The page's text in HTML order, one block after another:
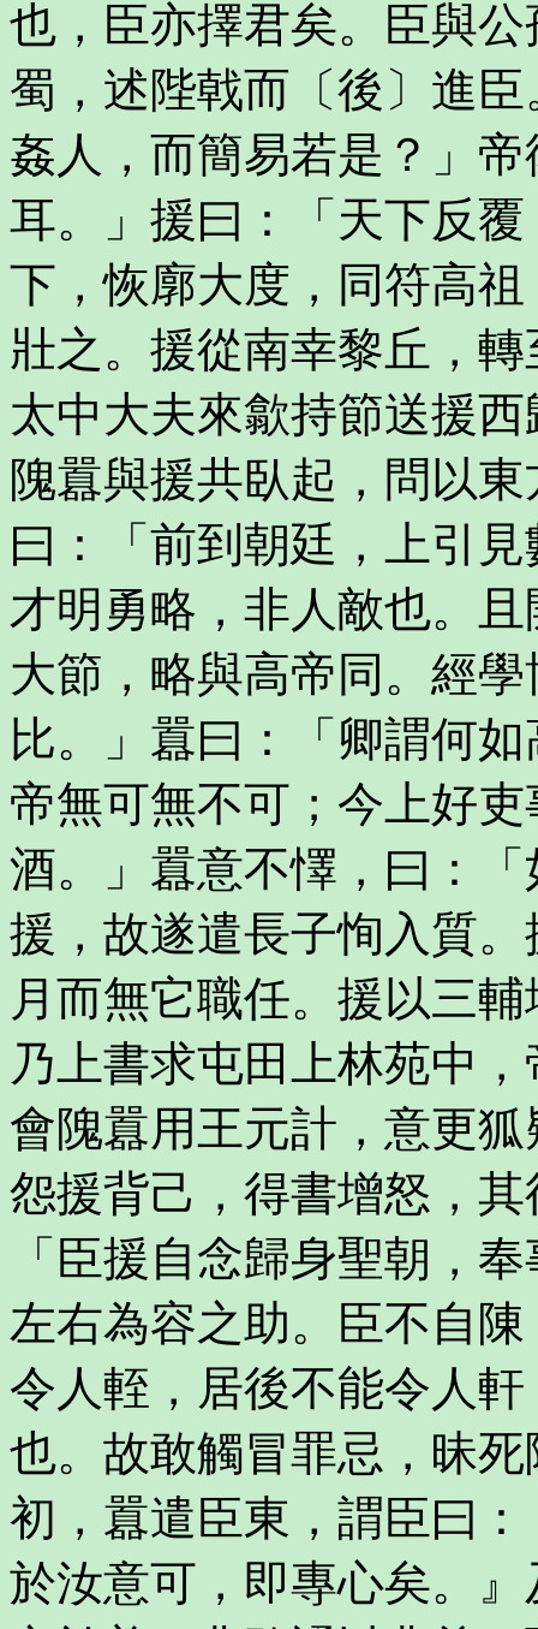
也，臣亦擇君矣。臣與
蜀，述陛戟而〔後〕進
姦人，而簡易若是？」
耳。」援曰：「天下反
下，恢廓大度，同符高
壯之。援從南幸黎丘，
太中大夫來歙持節送援
隗囂與援共臥起，問以
曰：「前到朝廷，上引
才明勇略，非人敵也。
大節，略與高帝同。經
比。」囂曰：「卿謂何
帝無可無不可；今上好
酒。」囂意不懌，曰：
援，故遂遣長子恂入質
月而無它職任。援以三
乃上書求屯田上林苑中
會隗囂用王元計，意更
怨援背己，得書增怒，
「臣援自念歸身聖朝，
左右為容之助。臣不自
令人輊，居後不能令人
也。故敢觸冒罪忌，昧
初，囂遣臣東，謂臣曰
於汝意可，即專心矣。